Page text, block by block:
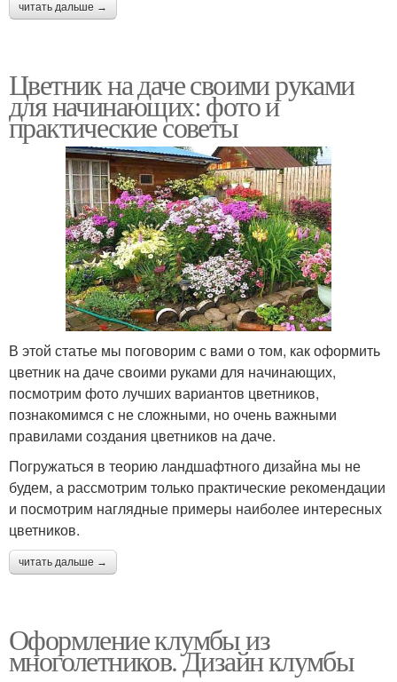
читать дальше →
Цветник на даче своими руками
для начинающих: фото и
практические советы
В этой статье мы поговорим с вами о том, как оформить
цветник на даче своими руками для начинающих,
посмотрим фото лучших вариантов цветников,
познакомимся с не сложными, но очень важными
правилами создания цветников на даче.
Погружаться в теорию ландшафтного дизайна мы не
будем, а рассмотрим только практические рекомендации
и посмотрим наглядные примеры наиболее интересных
цветников.
читать дальше →
Оформление клумбы из
многолетников. Дизайн клумбы